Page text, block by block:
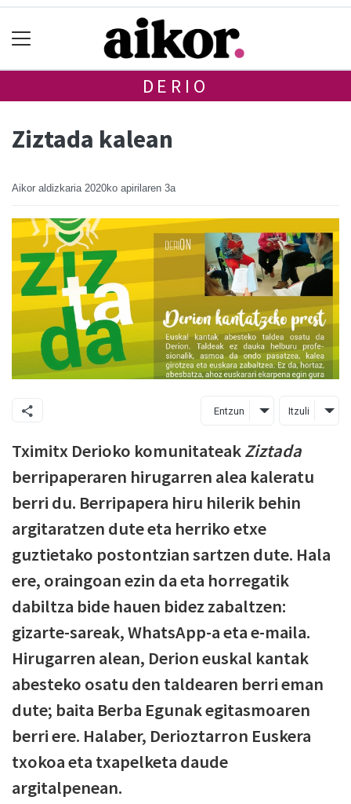
DERIO
Ziztada kalean
Aikor aldizkaria 2020ko apirilaren 3a
Entzun Itzuli
Tximitx Derioko komunitateakZiztada
berripaperaren hirugarren alea kaleratu
berri du. Berripapera hiru hilerik behin
argitaratzen dute eta herriko etxe
guztietako postontzian sartzen dute. Hala
ere, oraingoan ezin da eta horregatik
dabiltza bide hauen bidez zabaltzen:
gizarte-sareak, WhatsApp-a eta e-maila.
Hirugarren alean, Derion euskal kantak
abesteko osatu den taldearen berri eman
dute; baita Berba Egunak egitasmoaren
berri ere. Halaber, Derioztarron Euskera
txokoa eta txapelketa daude
argitalpenean.